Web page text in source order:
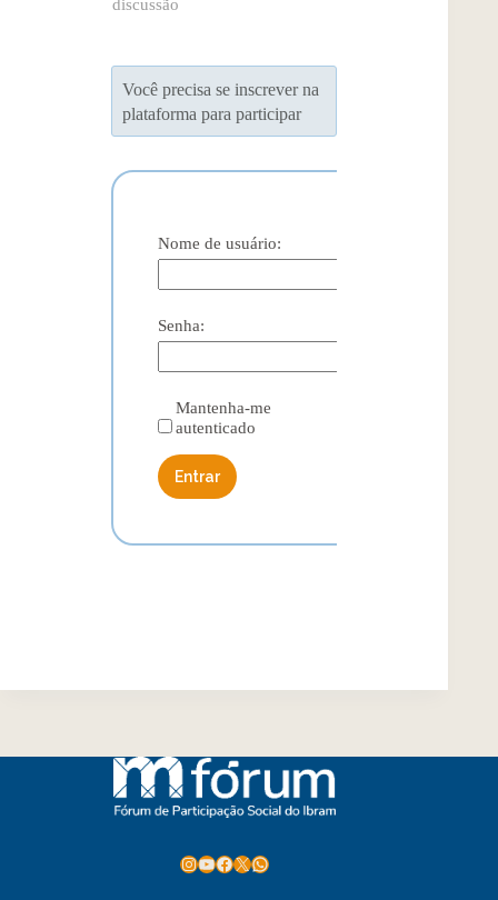
discussão
Você precisa se inscrever na
plataforma para participar
Nome de usuário:
Senha:
Mantenha-me
autenticado
Entrar
Instagram
Youtube
Facebook
X WhatsApp